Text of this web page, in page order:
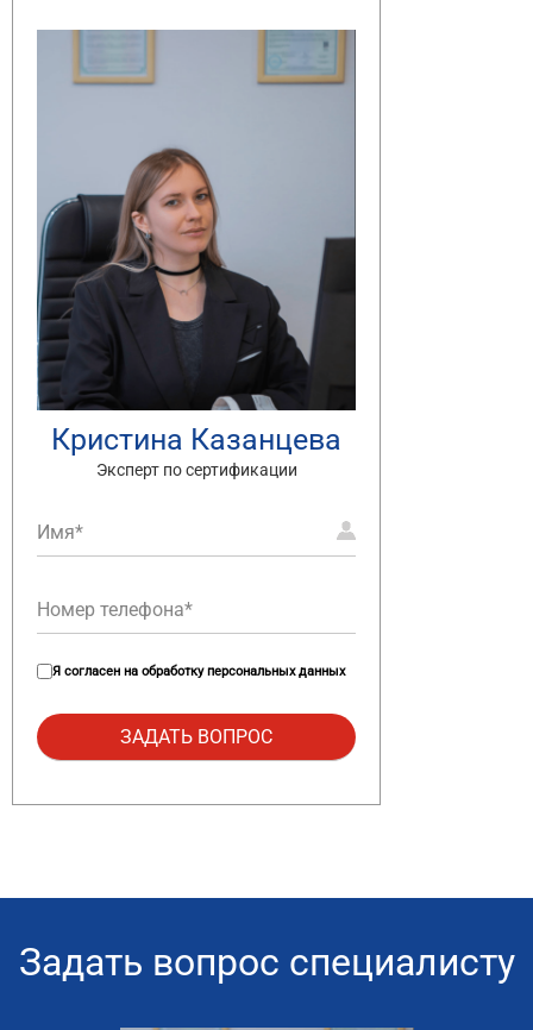
Кристина Казанцева
Эксперт по сертификации
Я согласен на обработку персональных данных
Задать вопрос специалисту